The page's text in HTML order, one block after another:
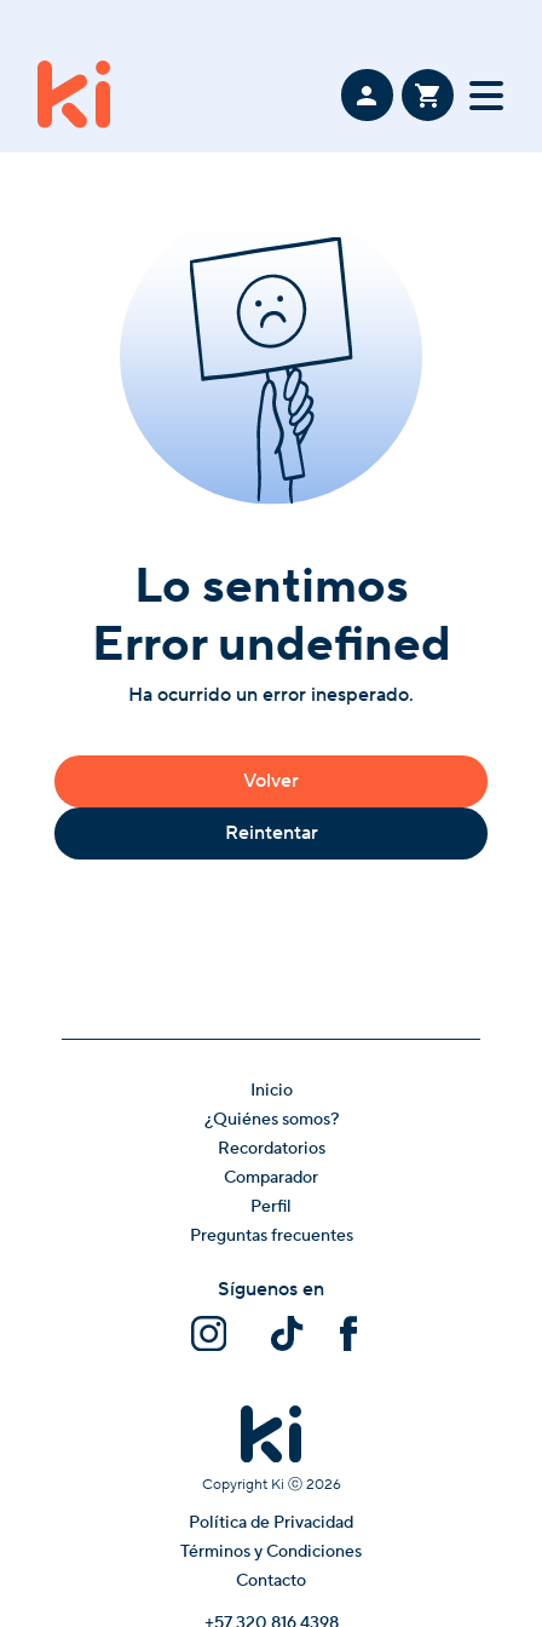
Lo sentimos
Error undefined
Ha ocurrido un error inesperado.
Volver
Reintentar
Inicio
¿Quiénes somos?
Recordatorios
Comparador
Perfil
Preguntas frecuentes
Copyright Ki ⓒ 2026
Política de Privacidad
Términos y Condiciones
Contacto
Síguenos en